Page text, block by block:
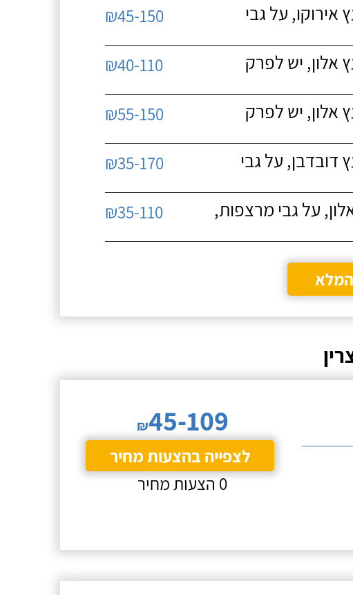
על גבי
₪45-150
יש לפרק
₪40-110
יש לפרק
₪55-150
על גבי
₪35-170
על גבי מרצפות,
₪35-110
המלא
₪45-109
לצפייה בהצעות מחיר
0 הצעות מחיר